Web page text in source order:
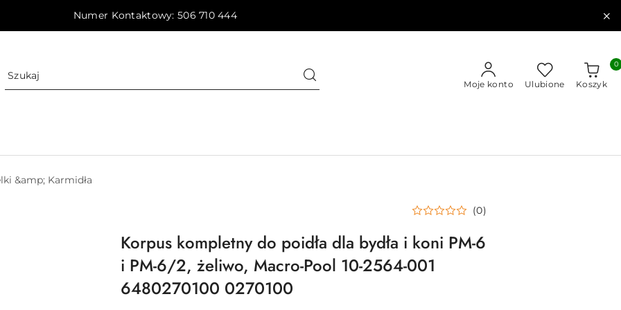
Numer Kontaktowy: 506 710 444
Moje konto Ulubione Koszyk
0
&amp; Karmidła
(0)
Korpus kompletny do poidła dla bydła i koni PM-6
i PM-6/2, żeliwo, Macro-Pool 10-2564-001
6480270100 0270100